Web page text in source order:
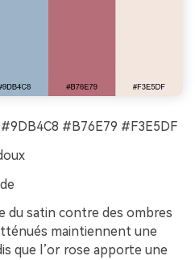
#B76E79 #F3E5DF
du satin contre des ombres
maintiennent une
que l’or rose apporte une